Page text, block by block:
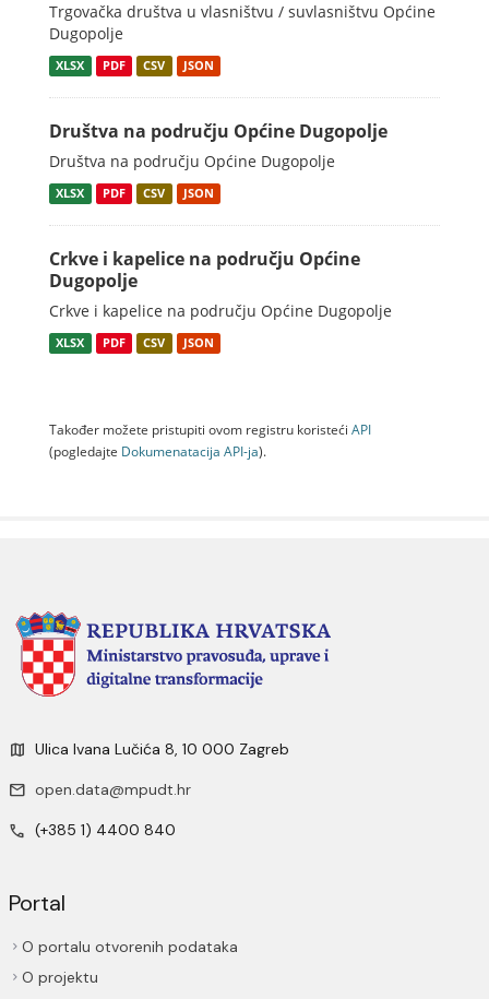
Trgovačka društva u vlasništvu / suvlasništvu Općine
Dugopolje
XLSX PDF CSV JSON
Društva na području Općine Dugopolje
Društva na području Općine Dugopolje
XLSX PDF CSV JSON
Crkve i kapelice na području Općine
Dugopolje
Crkve i kapelice na području Općine Dugopolje
XLSX PDF CSV JSON
Također možete pristupiti ovom registru koristeći API
(pogledajte Dokumenаtаcijа API-jа).